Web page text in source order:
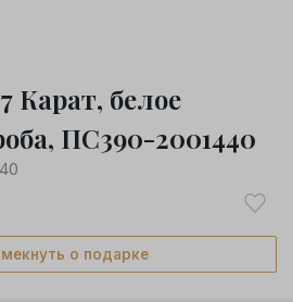
Карат, белое
ПС390-2001440
о подарке